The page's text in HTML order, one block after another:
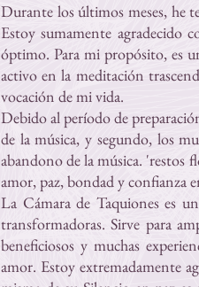
Durante los últimos meses, he
Estoy sumamente agradecido
óptimo. Para mi propósito, es
activo en la meditación
vocación de mi vida.
Debido al período de
de la música, y segundo, los
abandono de la música. 'restos
amor, paz, bondad y confianza
La Cámara de Taquiones es
transformadoras. Sirve para
beneficiosos y muchas
amor. Estoy extremadamente